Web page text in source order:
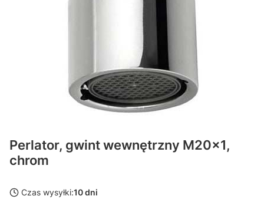
Perlator, gwint wewnętrzny M20x1,
chrom
Czas wysyłki:10 dni